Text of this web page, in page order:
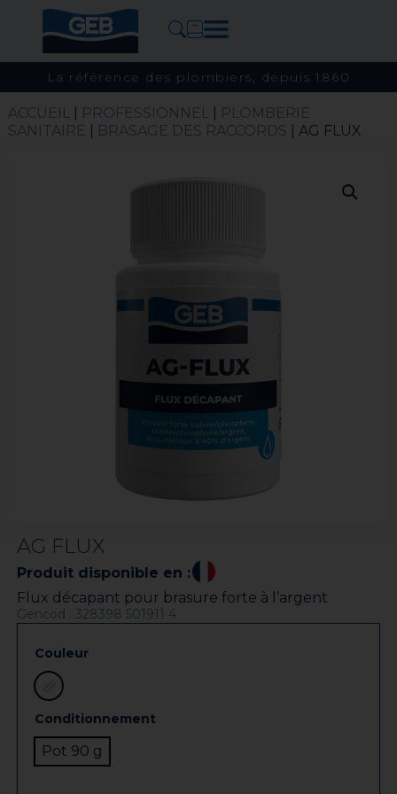
La référence des plombiers, depuis 1860
ACCUEIL| PROFESSIONNEL|
PLOMBERIE
SANITAIRE
BRASAGE DES RACCORDS | AG FLUX
AG FLUX
Produit disponible en :
Flux décapant pour brasure forte à l’argent
Gencod : 328398 501911 4
Couleur
Conditionnement
Pot 90 g